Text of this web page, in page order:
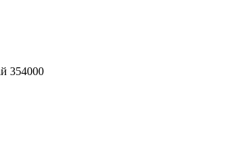
354000